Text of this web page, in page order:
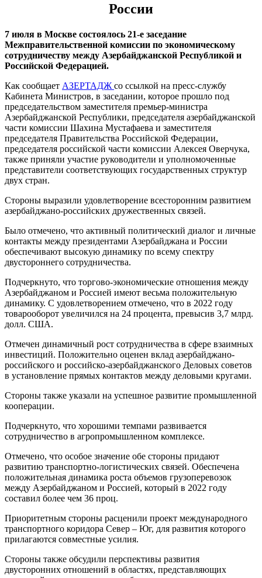
России
7 июля в Москве состоялось 21-е заседание
Межправительственной комиссии по экономическому
сотрудничеству между Азербайджанской Республикой и
Российской Федерацией.
Как сообщает АЗЕРТАДЖ со ссылкой на пресс-службу
Кабинета Министров, в заседании, которое прошло под
председательством заместителя премьер-министра
Азербайджанской Республики, председателя азербайджанской
части комиссии Шахина Мустафаева и заместителя
председателя Правительства Российской Федерации,
председателя российской части комиссии Алексея Оверчука,
также приняли участие руководители и уполномоченные
представители соответствующих государственных структур
двух стран.
Стороны выразили удовлетворение всесторонним развитием
азербайджано-российских дружественных связей.
Было отмечено, что активный политический диалог и личные
контакты между президентами Азербайджана и России
обеспечивают высокую динамику по всему спектру
двустороннего сотрудничества.
Подчеркнуто, что торгово-экономические отношения между
Азербайджаном и Россией имеют весьма положительную
динамику. С удовлетворением отмечено, что в 2022 году
товарооборот увеличился на 24 процента, превысив 3,7 млрд.
долл. США.
Отмечен динамичный рост сотрудничества в сфере взаимных
инвестиций. Положительно оценен вклад азербайджано-
российского и российско-азербайджанского Деловых советов
в установление прямых контактов между деловыми кругами.
Стороны также указали на успешное развитие промышленной
кооперации.
Подчеркнуто, что хорошими темпами развивается
сотрудничество в агропромышленном комплексе.
Отмечено, что особое значение обе стороны придают
развитию транспортно-логистических связей. Обеспечена
положительная динамика роста объемов грузоперевозок
между Азербайджаном и Россией, который в 2022 году
составил более чем 36 проц.
Приоритетным стороны расценили проект международного
транспортного коридора Север – Юг, для развития которого
прилагаются совместные усилия.
Стороны также обсудили перспективы развития
двусторонних отношений в областях, представляющих